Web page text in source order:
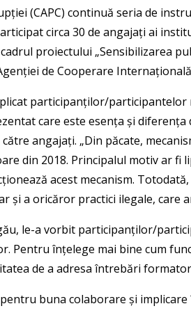
(CAPC) continuă seria de
circa 30 de angajați ai
proiectului „Sensibilizarea
de Cooperare Internațională
participanților/
care este esența și
angajați. „Din păcate,
din 2018. Principalul motiv ar
acest mecanism.
și a oricăror practici ilegale, care
le-a vorbit participanților/
Pentru înțelege mai bine cum
de a adresa întrebări
buna colaborare și